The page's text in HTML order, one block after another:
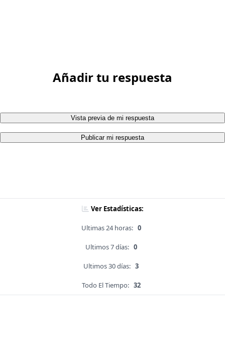
Añadir tu respuesta
Vista previa de mi respuesta
Publicar mi respuesta
Ver Estadísticas:
Ultimas 24 horas: 0
Ultimos 7 días: 0
Ultimos 30 días: 3
Todo El Tiempo: 32